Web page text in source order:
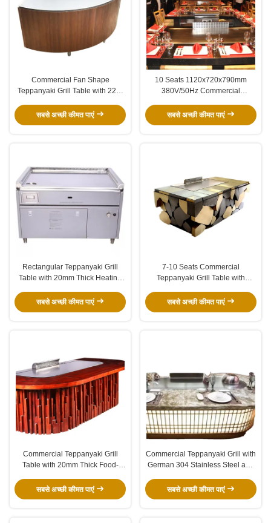
Commercial Fan Shape
Teppanyaki Grill Table with 220-
Restaurant & Hotel
सबसे अच्छी कीमत पाएं
10 Seats 1120x720x790mm
380V/50Hz Commercial
Stainless Steel 304 Construction
सबसे अच्छी कीमत पाएं
Rectangular Teppanyaki Grill
Table with 20mm Thick Heating
सबसे अच्छी कीमत पाएं
7-10 Seats Commercial
Teppanyaki Grill Table with
240V/380V for Restaurants
सबसे अच्छी कीमत पाएं
Commercial Teppanyaki Grill
Table with 20mm Thick Food-
mm and 8kw Power
सबसे अच्छी कीमत पाएं
Commercial Teppanyaki Grill with
German 304 Stainless Steel and
2200*850*800 mm Size
सबसे अच्छी कीमत पाएं